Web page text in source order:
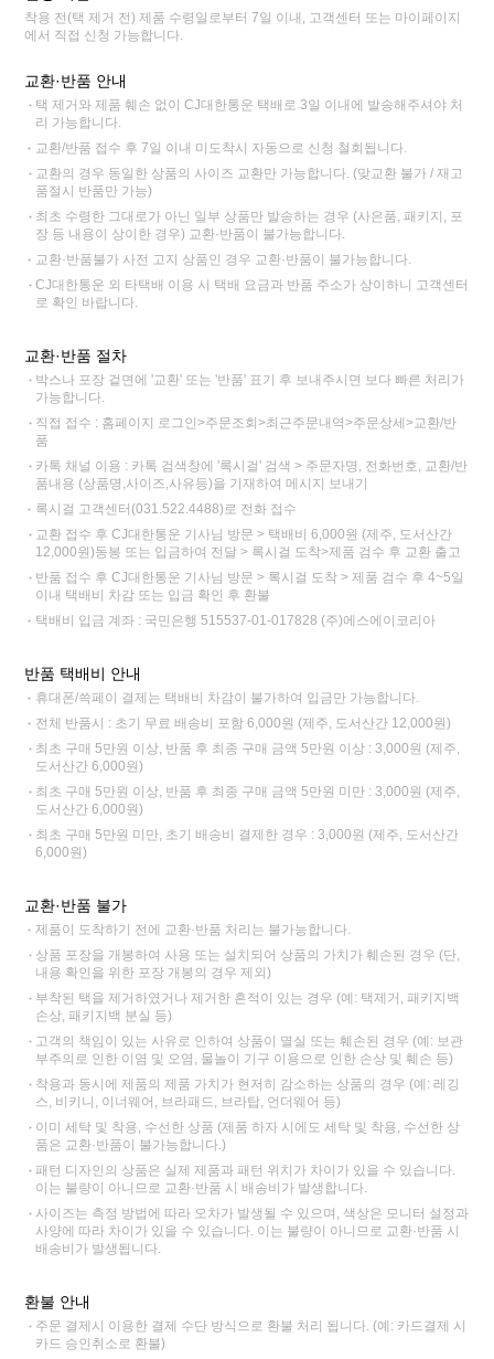
착용 전(택 제거 전) 제품 수령일로부터 7일 이내, 고객센터 또는 마이페이지
에서 직접 신청 가능합니다.
교환·반품 안내
택 제거와 제품 훼손 없이 CJ대한통운 택배로 3일 이내에 발송해주셔야 처
리 가능합니다.
교환/반품 접수 후 7일 이내 미도착시 자동으로 신청 철회됩니다.
교환의 경우 동일한 상품의 사이즈 교환만 가능합니다. (맞교환 불가 / 재고
품절시 반품만 가능)
최초 수령한 그대로가 아닌 일부 상품만 발송하는 경우 (사은품, 패키지, 포
장 등 내용이 상이한 경우) 교환·반품이 불가능합니다.
교환·반품불가 사전 고지 상품인 경우 교환·반품이 불가능합니다.
CJ대한통운 외 타택배 이용 시 택배 요금과 반품 주소가 상이하니 고객센터
로 확인 바랍니다.
교환·반품 절차
박스나 포장 겉면에 '교환' 또는 '반품' 표기 후 보내주시면 보다 빠른 처리가
가능합니다.
직접 접수 : 홈페이지 로그인>주문조회>최근주문내역>주문상세>교환/반
품
카톡 채널 이용 : 카톡 검색창에 '록시걸' 검색 > 주문자명, 전화번호, 교환/반
품내용 (상품명,사이즈,사유등)을 기재하여 메시지 보내기
록시걸 고객센터(031.522.4488)로 전화 접수
교환 접수 후 CJ대한통운 기사님 방문 > 택배비 6,000원 (제주, 도서산간
12,000원)동봉 또는 입금하여 전달 > 록시걸 도착>제품 검수 후 교환 출고
반품 접수 후 CJ대한통운 기사님 방문 > 록시걸 도착 > 제품 검수 후 4~5일
이내 택배비 차감 또는 입금 확인 후 환불
택배비 입금 계좌 : 국민은행 515537-01-017828 (주)에스에이코리아
반품 택배비 안내
휴대폰/쓱페이 결제는 택배비 차감이 불가하여 입금만 가능합니다.
전체 반품시 : 초기 무료 배송비 포함 6,000원 (제주, 도서산간 12,000원)
최초 구매 5만원 이상, 반품 후 최종 구매 금액 5만원 이상 : 3,000원 (제주,
도서산간 6,000원)
최초 구매 5만원 이상, 반품 후 최종 구매 금액 5만원 미만 : 3,000원 (제주,
도서산간 6,000원)
최초 구매 5만원 미만, 초기 배송비 결제한 경우 : 3,000원 (제주, 도서산간
6,000원)
교환·반품 불가
제품이 도착하기 전에 교환·반품 처리는 불가능합니다.
상품 포장을 개봉하여 사용 또는 설치되어 상품의 가치가 훼손된 경우 (단,
내용 확인을 위한 포장 개봉의 경우 제외)
부착된 택을 제거하였거나 제거한 흔적이 있는 경우 (예: 택제거, 패키지백
손상, 패키지백 분실 등)
고객의 책임이 있는 사유로 인하여 상품이 멸실 또는 훼손된 경우 (예: 보관
부주의로 인한 이염 및 오염, 물놀이 기구 이용으로 인한 손상 및 훼손 등)
착용과 동시에 제품의 제품 가치가 현저히 감소하는 상품의 경우 (예: 레깅
스, 비키니, 이너웨어, 브라패드, 브라탑, 언더웨어 등)
이미 세탁 및 착용, 수선한 상품 (제품 하자 시에도 세탁 및 착용, 수선한 상
품은 교환·반품이 불가능합니다.)
패턴 디자인의 상품은 실제 제품과 패턴 위치가 차이가 있을 수 있습니다.
이는 불량이 아니므로 교환·반품 시 배송비가 발생합니다.
사이즈는 측정 방법에 따라 오차가 발생될 수 있으며, 색상은 모니터 설정과
사양에 따라 차이가 있을 수 있습니다. 이는 불량이 아니므로 교환·반품 시
배송비가 발생됩니다.
환불 안내
주문 결제시 이용한 결제 수단 방식으로 환불 처리 됩니다. (예: 카드결제 시
카드 승인취소로 환불)